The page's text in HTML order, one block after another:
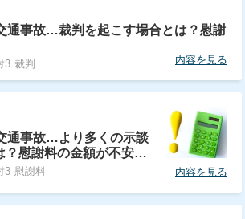
通事故…裁判を起こす場合とは？慰謝
3 裁判 内容を見る
通事故…より多くの示談
？慰謝料の金額が不安…
3 慰謝料 内容を見る